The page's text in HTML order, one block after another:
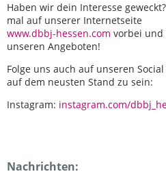
Haben wir dein Interesse
mal auf unserer Internetseite
www.dbbj-hessen.com vorbei und
unseren Angeboten!
Folge uns auch auf unseren
auf dem neusten Stand zu sein:
Instagram: instagram.com/
Nachrichten: